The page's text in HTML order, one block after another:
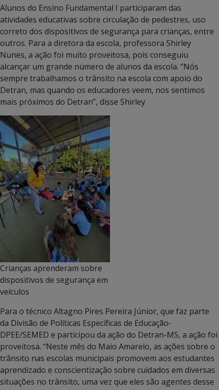
Alunos do Ensino Fundamental I participaram das
atividades educativas sobre circulação de pedestres, uso
correto dos dispositivos de segurança para crianças, entre
outros. Para a diretora da escola, professora Shirley
Nunes, a ação foi muito proveitosa, pois conseguiu
alcançar um grande número de alunos da escola. “Nós
sempre trabalhamos o trânsito na escola com apoio do
Detran, mas quando os educadores veem, nos sentimos
mais próximos do Detran”, disse Shirley.
Crianças aprenderam sobre
dispositivos de segurança em
veículos
Para o técnico Altagno Pires Pereira Júnior, que faz parte
da Divisão de Políticas Específicas de Educação-
DPEE/SEMED e participou da ação do Detran-MS, a ação foi
proveitosa. “Neste mês do Maio Amarelo, as ações sobre o
trânsito nas escolas municipais promovem aos estudantes
aprendizado e conscientização sobre cuidados em diversas
situações no trânsito, uma vez que eles são agentes desse